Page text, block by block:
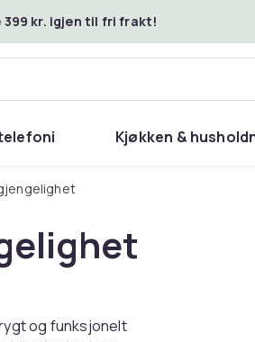
399 kr. igjen til fri frakt!
Kjøkken &
og funksjonelt